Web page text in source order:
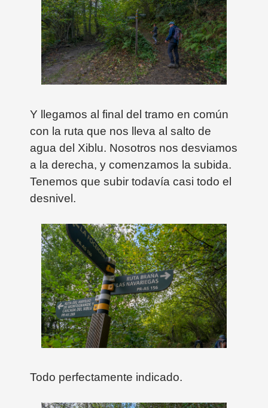
Y llegamos al final del tramo en común
con la ruta que nos lleva al salto de
agua del Xiblu. Nosotros nos desviamos
a la derecha, y comenzamos la subida.
Tenemos que subir todavía casi todo el
desnivel.
Todo perfectamente indicado.